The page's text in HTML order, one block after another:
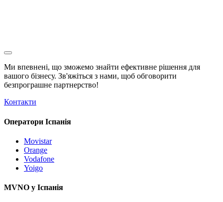
Ми впевнені, що зможемо знайти ефективне рішення для
вашого бізнесу. Зв'яжіться з нами, щоб обговорити
безпрограшне партнерство!
Контакти
Оператори Іспанія
Movistar
Orange
Vodafone
Yoigo
MVNO у Іспанія